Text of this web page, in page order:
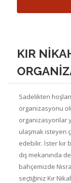
KIR
Sadelikten
organizasyonu
organizasyonlar
ulaşmak isteyen
edebilir. İster kır
dış mekanında
bahçemizde
seçtiğiniz Kır